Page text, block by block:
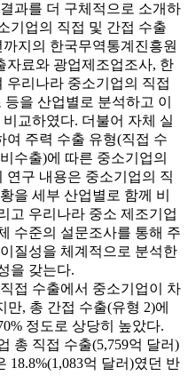
과를 더 구체적으로 소개하
기업의 직접 및 간접 수출
지의 한국무역통계진흥원
자료와 광업제조업조사, 한
우리나라 중소기업의 직접
을 산업별로 분석하고 이
교하였다. 더불어 자체 실
주력 수출 유형(직접 수
수출)에 따른 중소기업의
연구 내용은 중소기업의 직
을 세부 산업별로 함께 비
고 우리나라 중소 제조기업
수준의 설문조사를 통해 주
질성을 체계적으로 분석한
을 갖는다.
접 수출에서 중소기업이 차
, 총 간접 수출(유형 2)에
정도로 상당히 높았다.
총 직접 수출(5,759억 달러)
18.8%(1,083억 달러)였던 반